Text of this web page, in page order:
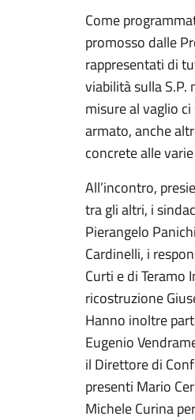
Come
promosso dalle
rappresentati di
viabilità sulla S.P.
misure al vaglio
armato, anche
concrete alle
All’incontro,
tra gli altri, i
Pierangelo
Cardinelli, i
Curti e di Teramo
ricostruzione
Hanno inoltre
Eugenio
il Direttore di
presenti Mario
Michele Curina